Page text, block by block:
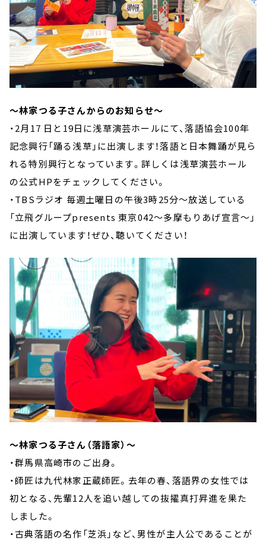
～林家つる子さんからのお知らせ～
・2月17 日と19日に浅草演芸ホールにて、落語協会100年
記念興行「踊る浅草」に出演します！落語と日本舞踊が見ら
れる特別興行となっています。詳しくは浅草演芸ホール
の公式HPをチェックしてください。
・TBSラジオ 毎週土曜日の午後3時25分～放送している
「立飛グループpresents 東京042～多摩もりあげ宣言～」
に出演しています！ぜひ、聴いてください！
～林家つる子さん（落語家）～
・群馬県高崎市のご出身。
・師匠は九代林家正蔵師匠。去年の春、落語界の女性では
初となる、先輩12人を追い越しての抜擢真打昇進を果た
しました。
・古典落語の名作「芝浜」など、男性が主人公であることが